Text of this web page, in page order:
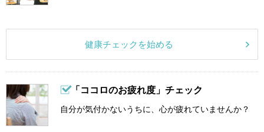
健康チェックを始める
「ココロのお疲れ度」チェック
自分が気付かないうちに、心が疲れていませんか？